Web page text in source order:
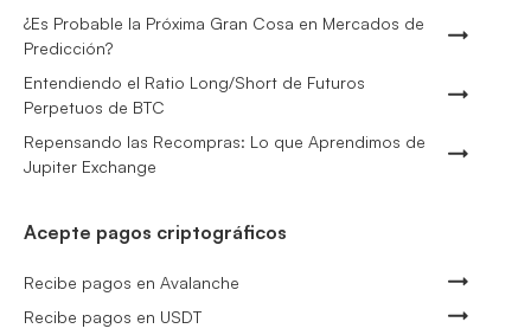
¿Es Probable la Próxima Gran Cosa en Mercados de
Predicción?
Entendiendo el Ratio Long/Short de Futuros
Perpetuos de BTC
Repensando las Recompras: Lo que Aprendimos de
Jupiter Exchange
Acepte pagos criptográficos
Recibe pagos en Avalanche
Recibe pagos en USDT